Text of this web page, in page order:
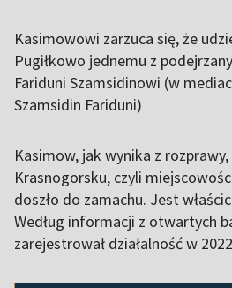
Kasimowowi zarzuca się, że
Pugiłkowo jednemu z
Fariduni Szamsidinowi (w
Szamsidin Fariduni)
Kasimow, jak wynika z
Krasnogorsku, czyli
doszło do zamachu. Jest
Według informacji z otwartych
zarejestrował działalność w